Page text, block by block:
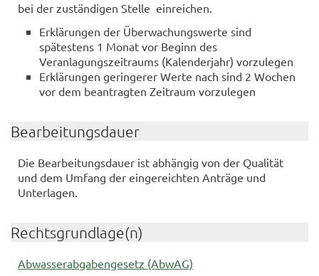
bei der zuständigen Stelle einreichen.
Erklärungen der Überwachungswerte sind
spätestens 1 Monat vor Beginn des
Veranlagungszeitraums (Kalenderjahr) vorzulegen
Erklärungen geringerer Werte nach sind 2 Wochen
vor dem beantragten Zeitraum vorzulegen
Bearbeitungsdauer
Die Bearbeitungsdauer ist abhängig von der Qualität
und dem Umfang der eingereichten Anträge und
Unterlagen.
Rechtsgrundlage(n)
Abwasserabgabengesetz (AbwAG)